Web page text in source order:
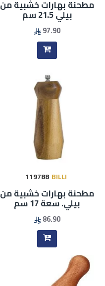
مطحنة بهارات خشبية من
بيلي 21.5 سم
97.90
BILLI
119788
مطحنة بهارات خشبية من
بيلي. سعة 17 سم
86.90